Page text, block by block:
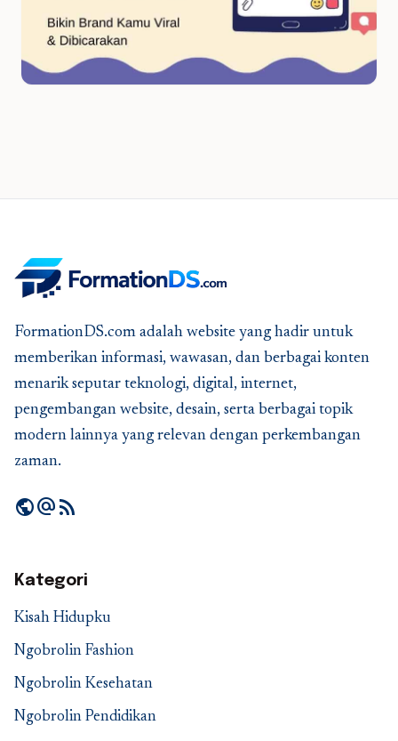
FormationDS.com adalah website yang hadir untuk
memberikan informasi, wawasan, dan berbagai konten
menarik seputar teknologi, digital, internet,
pengembangan website, desain, serta berbagai topik
modern lainnya yang relevan dengan perkembangan
zaman.
publicalternate_emailrss_feed
Kategori
Kisah Hidupku
Ngobrolin Fashion
Ngobrolin Kesehatan
Ngobrolin Pendidikan